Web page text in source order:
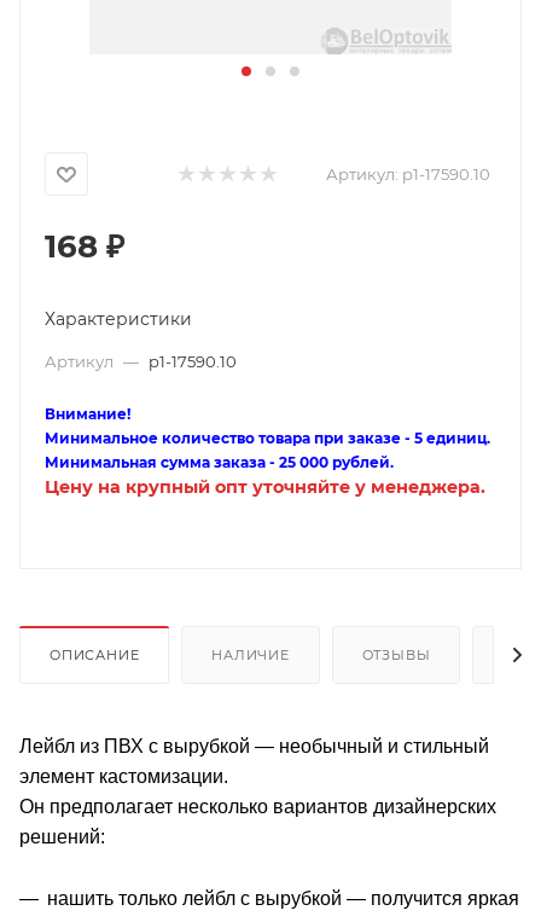
Артикул: p1-17590.10
168 ₽
Характеристики
Артикул — p1-17590.10
Внимание!
Минимальное количество товара при заказе - 5 единиц.
Минимальная сумма заказа - 25 000 рублей.
Цену на крупный опт уточняйте у менеджера.
ОПИСАНИЕ НАЛИЧИЕ ОТЗЫВЫ
Лейбл из ПВХ с вырубкой — необычный и стильный
элемент кастомизации.
Он предполагает несколько вариантов дизайнерских
решений:
нашить только лейбл с вырубкой — получится яркая